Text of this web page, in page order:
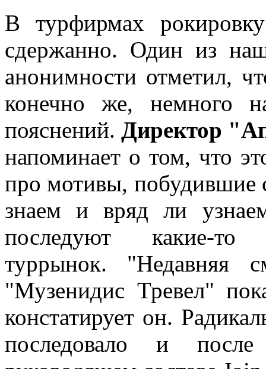
В турфирмах
сдержанно. Один из
анонимности отметил,
конечно же, немного
пояснений.Директор
напоминает о том, что
про мотивы, побудившие
знаем и вряд ли
последуют какие-то
туррынок. "Недавняя
"Музенидис Тревел"
констатирует он.
последовало и